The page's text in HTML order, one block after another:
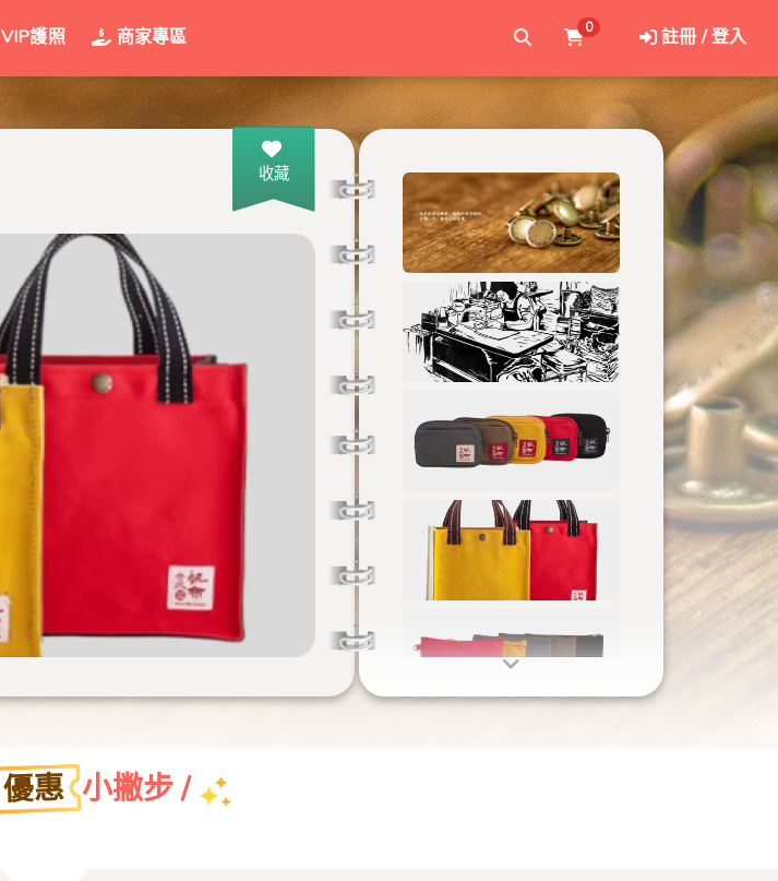
VIP護照 商家專區 0 註冊 / 登入
收藏
優惠 小撇步 /